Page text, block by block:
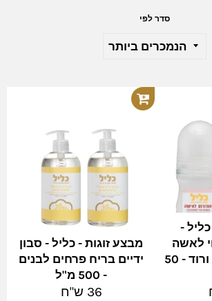
סדר לפי
מבצע זוגות - כליל - סבון
ידיים בריח פרחים לבנים
- 500 מ"ל
מחיר
36 ש"ח
-
לאשה
ללא אלומיניום - ורוד - 50